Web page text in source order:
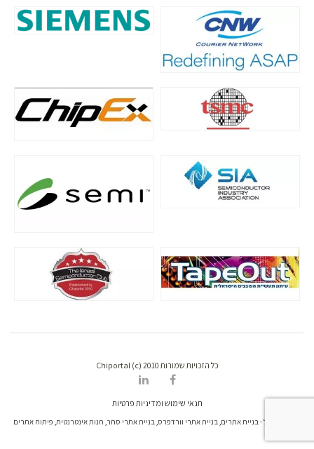
כל הזכויות שמורות Chiportal (c) 2010
תנאי שימוש ומדיניות פרטיות
דרונט דיגיטל - בניית אתרים, בניית אתרי וורדפרס, בניית אתרי סחר, חנות אינטרנטית, פיתוח אתרים